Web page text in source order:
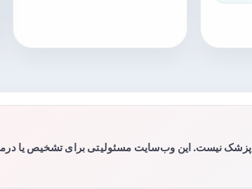
نیست. این وب‌سایت مسئولیتی برای تشخیص یا درمان